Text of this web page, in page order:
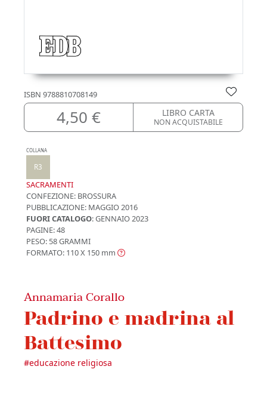
ISBN 9788810708149
4,50 € LIBRO CARTA
NON ACQUISTABILE
COLLANA
R3
SACRAMENTI
CONFEZIONE: BROSSURA
PUBBLICAZIONE: MAGGIO 2016
FUORI CATALOGO: GENNAIO 2023
PAGINE: 48
PESO: 58 GRAMMI
FORMATO: 110 X 150 mm
Annamaria Corallo
Padrino e madrina al
Battesimo
#educazione religiosa